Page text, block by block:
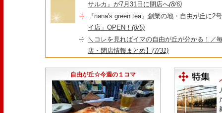
サルカ』が7月31日に閉店へ(8/6)
『nana's green tea』創業の地・自由が丘に2
イ店」OPEN！ (8/5)
＼コレを見ればイマの自由が丘が分かる！／
店・閉店情報まとめ】 (7/31)
永久パス配布も！
自由が丘☆今週の１コマ